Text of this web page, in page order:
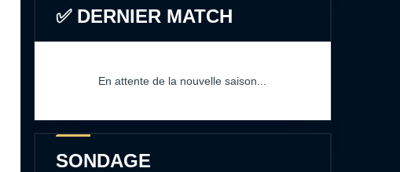
✅ DERNIER MATCH
En attente de la nouvelle saison...
SONDAGE